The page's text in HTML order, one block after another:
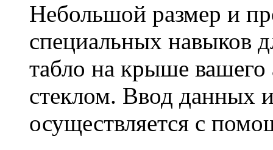
Небольшой размер и
специальных навыков
табло на крыше вашего
стеклом. Ввод данных
осуществляется с